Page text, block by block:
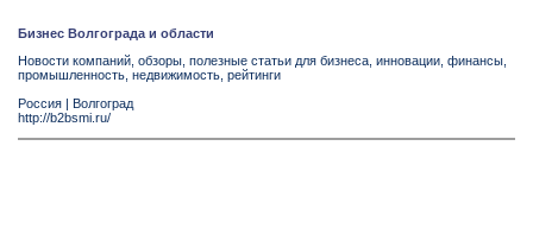
Бизнес Волгограда и области
Новости компаний, обзоры, полезные статьи для бизнеса, инновации, финансы,
промышленность, недвижимость, рейтинги
Россия | Волгоград
http://b2bsmi.ru/